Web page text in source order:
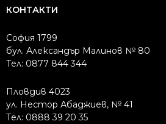
КОНТАКТИ
София 1799
бул. Александър Малинов № 80
Тел: 0877 844 344
Пловдив 4023
ул. Нестор Абаджиев, № 41
Тел: 0888 39 20 35